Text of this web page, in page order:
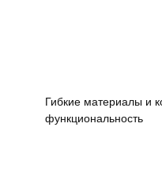
Гибкие материалы и
функциональность